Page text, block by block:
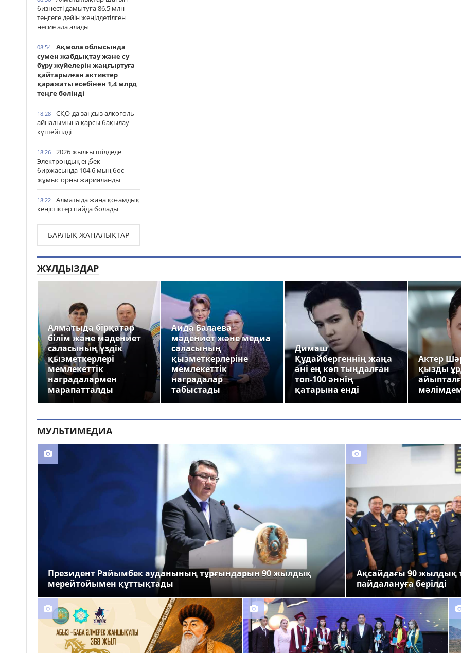
бизнесті дамытуға 86,5 млн
теңгеге дейін жеңілдетілген
несие ала алады
08:54
Ақмола облысында
сумен жабдықтау және су
бұру жүйелерін жаңғыртуға
қайтарылған активтер
қаражаты есебінен 1,4 млрд
теңге бөлінді
18:28
СҚО-да заңсыз алкоголь
айналымына қарсы бақылау
күшейтілді
18:26
2026 жылғы шілдеде
Электрондық еңбек
биржасында 104,6 мың бос
жұмыс орны жарияланды
18:22
Алматыда жаңа қоғамдық
кеңістіктер пайда болады
БАРЛЫҚ ЖАҢАЛЫҚТАР
ЖҰЛДЫЗДАР
Алматыда бірқатар
білім және мәдениет
саласының үздік
қызметкерлері
мемлекеттік
наградалармен
марапатталды
Аида Балаева
мәдениет және медиа
саласының
қызметкерлеріне
мемлекеттік
наградалар
табыстады
Димаш
Құдайбергеннің жаңа
әні ең көп тыңдалған
топ-100 әннің
қатарына енді
Актер
қызды
МУЛЬТИМЕДИА
Президент Райымбек ауданының тұрғындарын 90 жылдық
мерейтойымен құттықтады
Ақсайдағы 90 жылдық
пайдалануға берілді